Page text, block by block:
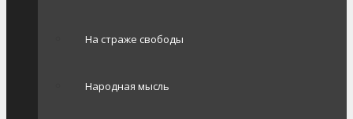
На страже свободы
Народная мысль